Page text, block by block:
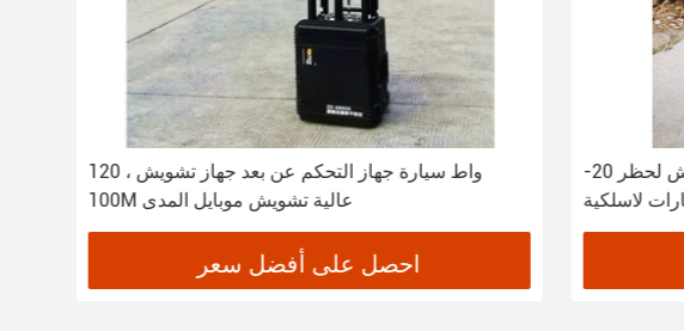
120 واط سيارة جهاز التحكم عن بعد جهاز تشويش ،
100M عالية تشويش موبايل المدى
احصل على أفضل سعر
صغيرة الحجم العسكرية إشارة جهاز تشويش لحظر 20-